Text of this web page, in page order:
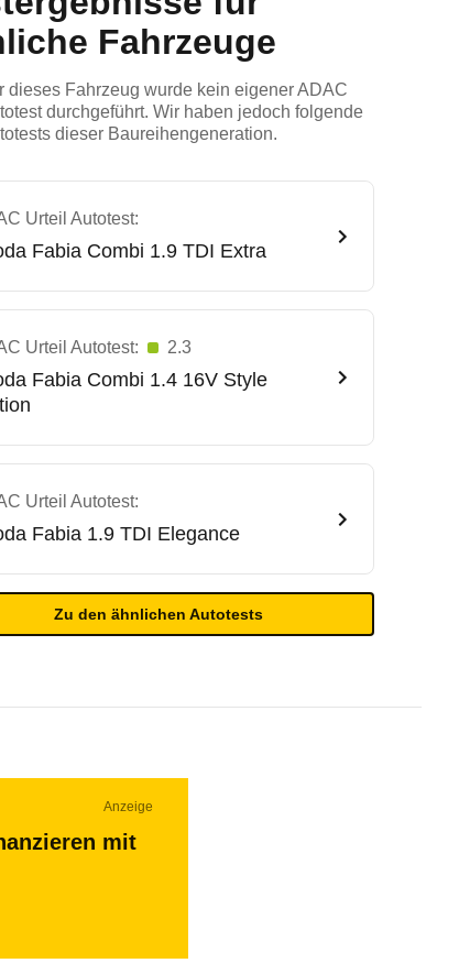
Fahrzeuge
dieses Fahrzeug wurde kein eigener ADAC
durchgeführt. Wir haben jedoch folgende
dieser Baureihengeneration.
Urteil Autotest:
Fabia Combi 1.9 TDI Extra
Urteil Autotest: 2.3
Fabia Combi 1.4 16V Style
Urteil Autotest:
Fabia 1.9 TDI Elegance
Zu den ähnlichen Autotests
Anzeige
mit